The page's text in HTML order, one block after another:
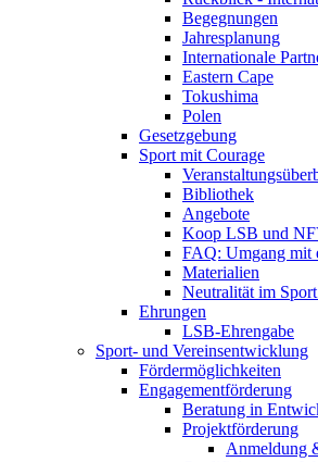
Begegnungen
Jahresplanung
Internationale
Eastern Cape
Tokushima
Polen
Gesetzgebung
Sport mit Courage
Bibliothek
Angebote
Koop LSB und
FAQ: Umgang mit
Materialien
Neutralität im
Ehrungen
LSB-Ehrengabe
Sport- und Vereinsentwicklung
Fördermöglichkeiten
Engagementförderung
Beratung in
Projektförderung
Anmeldung